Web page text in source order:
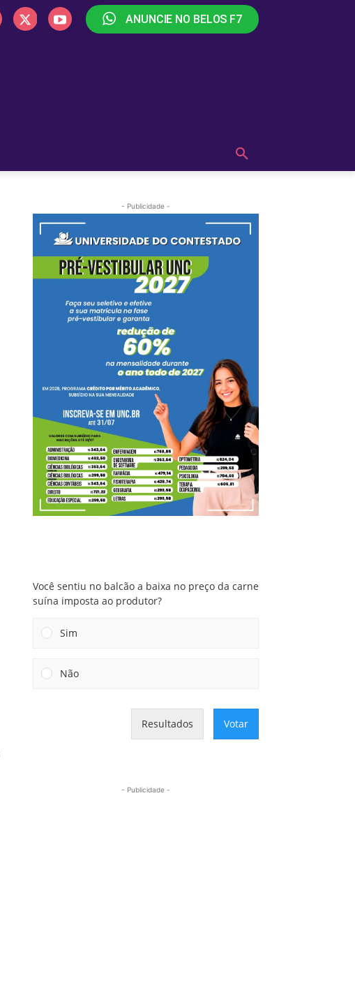
ANUNCIE NO BELOS F7
- Publicidade -
Você sentiu no balcão a baixa no preço da carne
suína imposta ao produtor?
Sim
Não
Resultados Votar
- Publicidade -